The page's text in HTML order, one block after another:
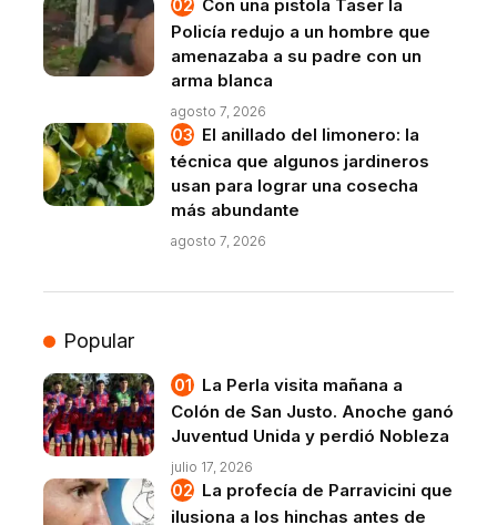
Con una pistola Taser la
Policía redujo a un hombre que
amenazaba a su padre con un
arma blanca
agosto 7, 2026
El anillado del limonero: la
técnica que algunos jardineros
usan para lograr una cosecha
más abundante
agosto 7, 2026
Popular
La Perla visita mañana a
Colón de San Justo. Anoche ganó
Juventud Unida y perdió Nobleza
julio 17, 2026
La profecía de Parravicini que
ilusiona a los hinchas antes de